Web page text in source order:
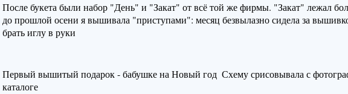
После букета были набор "День" и "Закат" от всё той же фирмы. "Закат" лежал
до прошлой осени я вышивала "приступами": месяц безвылазно сидела за
брать иглу в руки
Первый вышитый подарок - бабушке на Новый год Схему срисовывала с
каталоге